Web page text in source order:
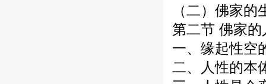
（二）佛家的
第二节 佛家的
一、缘起性空
二、人性的本